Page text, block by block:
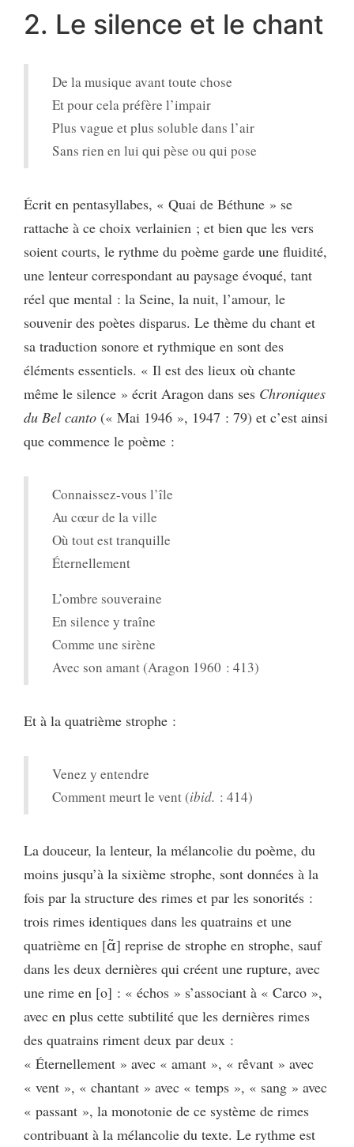
2. Le silence et le chant
De la musique avant toute chose
Et pour cela préfère l’impair
Plus vague et plus soluble dans l’air
Sans rien en lui qui pèse ou qui pose
Écrit en pentasyllabes, « Quai de Béthune » se
rattache à ce choix verlainien ; et bien que les vers
soient courts, le rythme du poème garde une fluidité,
une lenteur correspondant au paysage évoqué, tant
réel que mental : la Seine, la nuit, l’amour, le
souvenir des poètes disparus. Le thème du chant et
sa traduction sonore et rythmique en sont des
éléments essentiels. « Il est des lieux où chante
même le silence » écrit Aragon dans ses Chroniques
du Bel canto (« Mai 1946 », 1947 : 79) et c’est ainsi
que commence le poème :
Connaissez-vous l’île
Au cœur de la ville
Où tout est tranquille
Éternellement
L’ombre souveraine
En silence y traîne
Comme une sirène
Avec son amant (Aragon 1960 : 413)
Et à la quatrième strophe :
Venez y entendre
Comment meurt le vent (ibid. : 414)
La douceur, la lenteur, la mélancolie du poème, du
moins jusqu’à la sixième strophe, sont données à la
fois par la structure des rimes et par les sonorités :
trois rimes identiques dans les quatrains et une
quatrième en [ɑ̃] reprise de strophe en strophe, sauf
dans les deux dernières qui créent une rupture, avec
une rime en [o] : « échos » s’associant à « Carco »,
avec en plus cette subtilité que les dernières rimes
des quatrains riment deux par deux :
« Éternellement » avec « amant », « rêvant » avec
« vent », « chantant » avec « temps », « sang » avec
« passant », la monotonie de ce système de rimes
contribuant à la mélancolie du texte. Le rythme est